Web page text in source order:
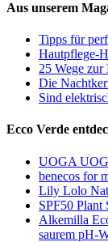
Aus unserem
Tipps für
Hautpflege-
25 Wege
Die
Sind
Ecco Verde
UOGA
benecos for
Lily Lolo
SPF50 Plant
Alkemilla
saurem pH-